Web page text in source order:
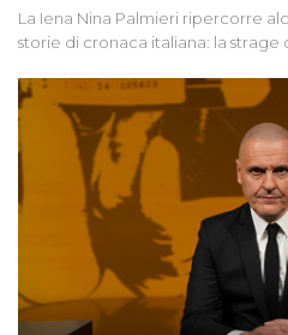
La Iena Nina Palmieri ripercorre
storie di cronaca italiana: la